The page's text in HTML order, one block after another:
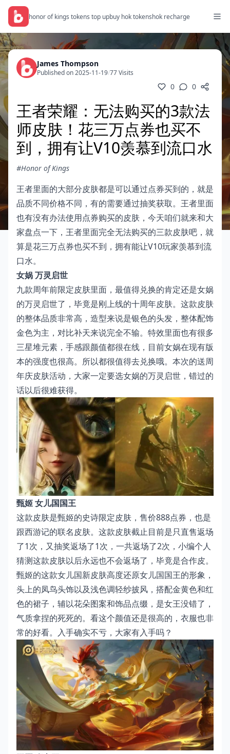
honor of kings tokens top upbuy hok tokenshok recharge
James Thompson
Published on 2025-11-19/77 Visits
0 0
王者荣耀：无法购买的3款法
师皮肤！花三万点券也买不
到，拥有让V10羡慕到流口水
#Honor of Kings
王者里面的大部分皮肤都是可以通过点券买到的，就是
品质不同价格不同，有的需要通过抽奖获取。王者里面
也有没有办法使用点券购买的皮肤，今天咱们就来和大
家盘点一下，王者里面完全无法购买的三款皮肤吧，就
算是花三万点券也买不到，拥有能让V10玩家羡慕到流
口水。
女娲 万灵启世
九款周年前限定皮肤里面，最值得兑换的肯定还是女娲
的万灵启世了，毕竟是刚上线的十周年皮肤。这款皮肤
的整体品质非常高，造型来说是银色的头发，整体配饰
金色为主，对比补天来说完全不输。特效里面也有很多
三星堆元素，手感跟颜值都很在线，目前女娲在现有版
本的强度也很高。所以都很值得去兑换哦。本次的送周
年庆皮肤活动，大家一定要选女娲的万灵启世，错过的
话以后很难获得。
甄姬 女儿国国王
这款皮肤是甄姬的史诗限定皮肤，售价888点券，也是
跟西游记的联名皮肤。这款皮肤截止目前是只直售返场
了1次，又抽奖返场了1次，一共返场了2次，小编个人
猜测这款皮肤以后永远也不会返场了，毕竟是合作皮。
甄姬的这款女儿国新皮肤高度还原女儿国国王的形象，
头上的凤鸟头饰以及浅色调轻纱披风，搭配金黄色和红
色的裙子，辅以花朵图案和饰品点缀，是女王没错了，
气质拿捏的死死的。看这个颜值还是很高的，衣服也非
常的好看。入手确实不亏，大家有入手吗？